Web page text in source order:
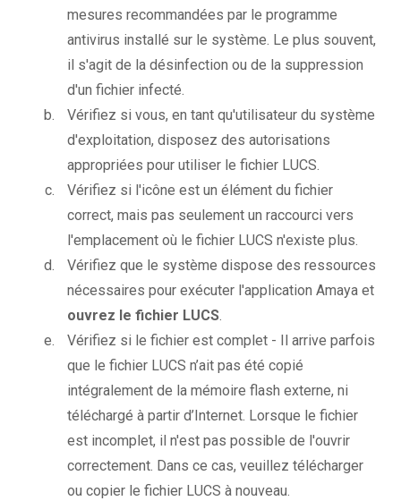
mesures recommandées par le programme
antivirus installé sur le système. Le plus souvent,
il s'agit de la désinfection ou de la suppression
d'un fichier infecté.
Vérifiez si vous, en tant qu'utilisateur du système
d'exploitation, disposez des autorisations
appropriées pour utiliser le fichier LUCS.
Vérifiez si l'icône est un élément du fichier
correct, mais pas seulement un raccourci vers
l'emplacement où le fichier LUCS n'existe plus.
Vérifiez que le système dispose des ressources
nécessaires pour exécuter l'application Amaya et
ouvrez le fichier LUCS.
Vérifiez si le fichier est complet - Il arrive parfois
que le fichier LUCS n’ait pas été copié
intégralement de la mémoire flash externe, ni
téléchargé à partir d’Internet. Lorsque le fichier
est incomplet, il n'est pas possible de l'ouvrir
correctement. Dans ce cas, veuillez télécharger
ou copier le fichier LUCS à nouveau.